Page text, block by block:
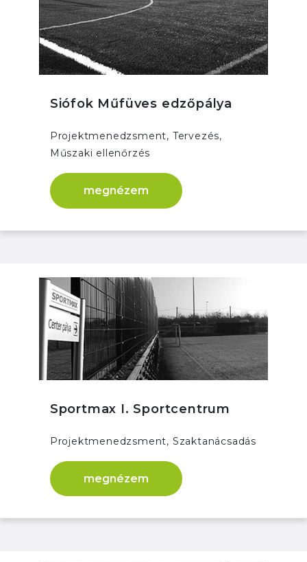
Siófok Műfüves edzőpálya
Projektmenedzsment, Tervezés,
Műszaki ellenőrzés
megnézem
Sportmax I. Sportcentrum
Projektmenedzsment, Szaktanácsadás
megnézem